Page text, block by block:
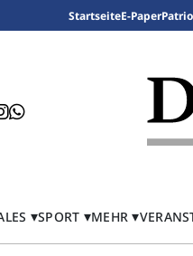
StartseiteE-Paper
SPORT MEHR